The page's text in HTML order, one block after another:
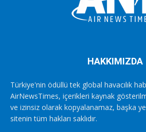
HAKKIMIZDA
Türkiye'nin ödüllü tek global havacılık
AirNewsTimes, içerikleri kaynak
ve izinsiz olarak kopyalanamaz, başka
sitenin tüm hakları saklıdır.